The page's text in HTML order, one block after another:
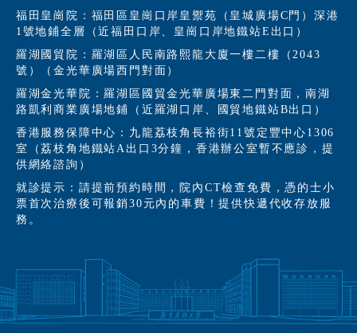
福田皇崗院：福田區皇崗口岸皇禦苑（皇城廣場C門）深港
1號地鋪全層（近福田口岸、皇崗口岸地鐵站E出口）
羅湖國貿院：羅湖區人民南路熙龍大廈一樓二樓（2043
號）（金光華廣場西門對面）
羅湖金光華院：羅湖區國貿金光華廣場東二門對面，南湖
路凱利商業廣場地鋪（近羅湖口岸、國貿地鐵站B出口）
香港服務保障中心：九龍荔枝角長裕街11號定豐中心1306
室（荔枝角地鐵站A出口3分鐘，香港辦公室暫不應診，提
供網絡諮詢）
就診提示：請提前預約時間，院內CT檢查免費，憑的士小
票首次治療後可報銷30元內的車費！提供快遞代收存放服
務。